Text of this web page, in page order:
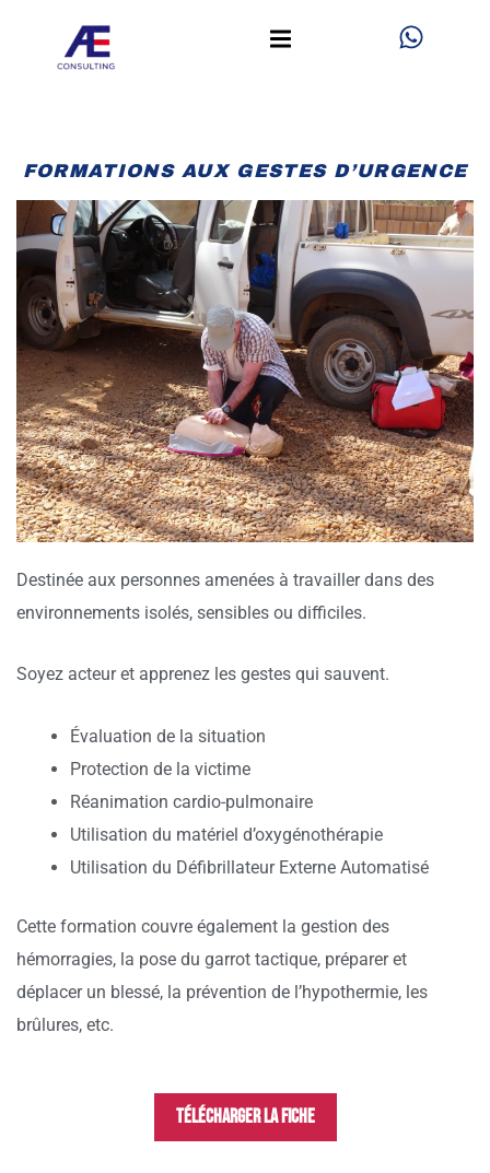
W
h
p
p
FORMATIONS AUX GESTES D’URGENCE
Destinée aux personnes amenées à travailler dans des
environnements isolés, sensibles ou difficiles.
Soyez acteur et apprenez les gestes qui sauvent.
Évaluation de la situation
Protection de la victime
Réanimation cardio-pulmonaire
Utilisation du matériel d’oxygénothérapie
Utilisation du Défibrillateur Externe Automatisé
Cette formation couvre également la gestion des
hémorragies, la pose du garrot tactique, préparer et
déplacer un blessé, la prévention de l’hypothermie, les
brûlures, etc.
Télécharger la fiche